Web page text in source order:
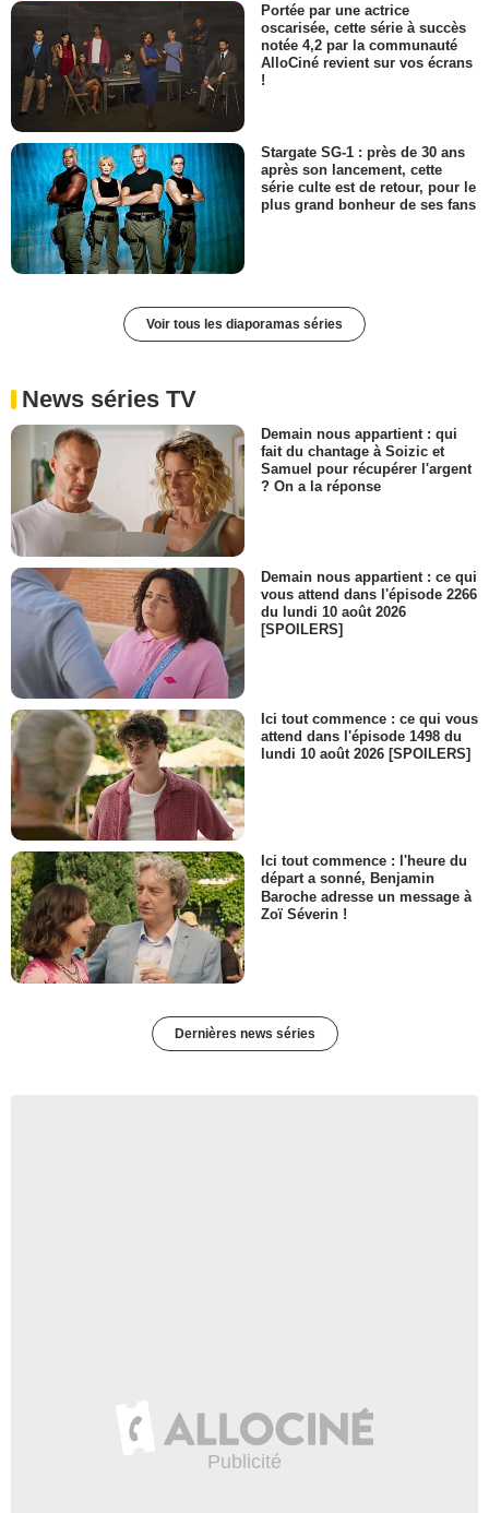
Portée par une actrice
oscarisée, cette série à succès
notée 4,2 par la communauté
AlloCiné revient sur vos écrans
!
Stargate SG-1 : près de 30 ans
après son lancement, cette
série culte est de retour, pour le
plus grand bonheur de ses fans
Voir tous les diaporamas séries
News séries TV
Demain nous appartient : qui
fait du chantage à Soizic et
Samuel pour récupérer l'argent
? On a la réponse
Demain nous appartient : ce qui
vous attend dans l'épisode 2266
du lundi 10 août 2026
[SPOILERS]
Ici tout commence : ce qui vous
attend dans l'épisode 1498 du
lundi 10 août 2026 [SPOILERS]
Ici tout commence : l'heure du
départ a sonné, Benjamin
Baroche adresse un message à
Zoï Séverin !
Dernières news séries